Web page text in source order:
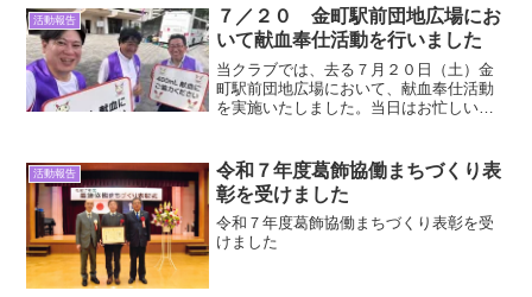
もたちに喜んで頂けたかと思います。当
クラブでは継続アクティビティとは別
に、各期の会長の主催するアクティビテ
ィについて特色のあるアクティビティを
行って参ります。
活動報告
７／２０ 金町駅前団地広場にお
いて献血奉仕活動を行いました
当クラブでは、去る７月２０日（土）金
町駅前団地広場において、献血奉仕活動
を実施いたしました。当日はお忙しい中
協力いただいた皆様に感謝を申し上げま
す。当クラブでは、今後も献血奉仕活動
を実施して参りますので、引き続きご協
力のほどお願い申し上げます。
活動報告
令和７年度葛飾協働まちづくり表
彰を受けました
令和７年度葛飾協働まちづくり表彰を受
けました